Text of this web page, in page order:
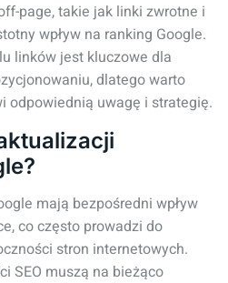
page, takie jak linki zwrotne i
wpływ na ranking Google.
linków jest kluczowe dla
dlatego warto
odpowiednią uwagę i strategię.
mają bezpośredni wpływ
co często prowadzi do
stron internetowych.
SEO muszą na bieżąco